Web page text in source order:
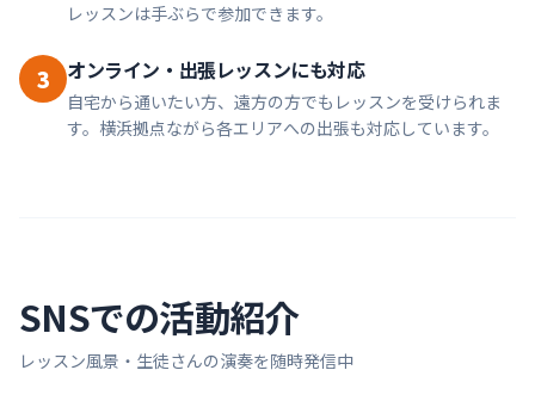
レッスンは手ぶらで参加できます。
3 オンライン・出張レッスンにも対応
自宅から通いたい方、遠方の方でもレッスンを受けられま
す。横浜拠点ながら各エリアへの出張も対応しています。
SNSでの活動紹介
レッスン風景・生徒さんの演奏を随時発信中